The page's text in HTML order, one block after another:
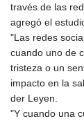
través de las
agregó el
"Las redes
cuando uno de
tristeza o un
impacto en la
der Leyen.
"Y cuando una